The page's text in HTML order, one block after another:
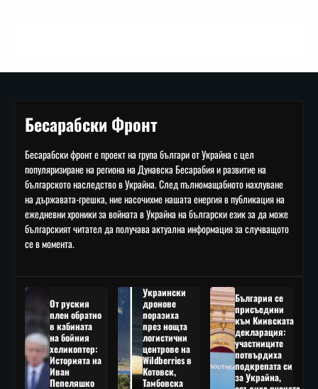
Бесарабски Фронт
Бесарабски фронт е проект на група българи от Украйна с цел
популяризиране на региона на Дунавска Бесарабия и развитие на
българското наследство в Украйна. След пълномащабното нахлуване
на държавата-грешка, ние насочихме нашата енергия в публикация на
ежедневни хроники за войната в Украйна на български език за да може
българският читател да получава актуална информация за случващото
се в момента.
От руския
плен обратно
в кабината
на бойния
хеликоптер:
Историята на
Иван
Пепеляшко
Украински
дронове
поразиха
през нощта
логистични
центрове на
Wildberries в
Котовск,
Тамбовска
България се
присъедини
към Киивската
декларация:
участниците
потвърдиха
подкрепата си
за Украйна,